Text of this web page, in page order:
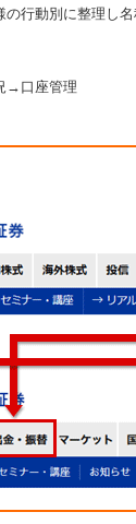
の行動別に整理し
→口座管理